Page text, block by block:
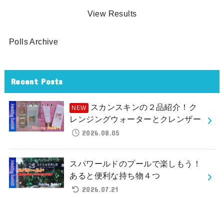
View Results
Polls Archive
Recent Posts
スカンスキンの２品紹介！ク
レンジングウォーターとクレンザー
2026.08.05
スパワールドのプールで楽しもう！
あると便利な持ち物４つ
2026.07.21